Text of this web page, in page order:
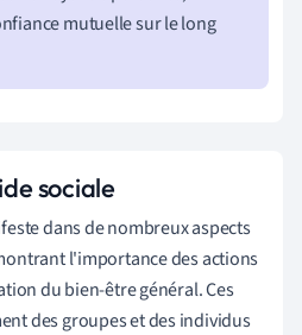
mutuelle sur le long
sociale
dans de nombreux aspects
l'importance des actions
du bien-être général. Ces
des groupes et des individus